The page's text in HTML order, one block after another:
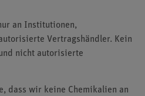
an Institutionen,
Vertragshändler. Kein
nicht autorisierte
dass wir keine Chemikalien an